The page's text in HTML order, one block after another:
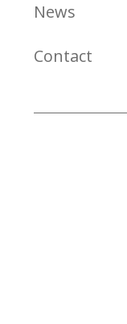
News
Contact